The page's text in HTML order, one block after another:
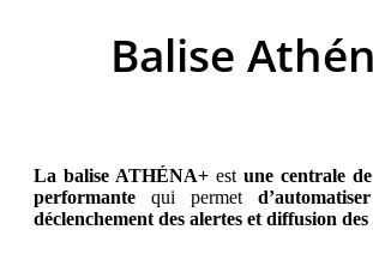
Balise
La balise ATHÉNA+ est une centrale
performante qui permet
déclenchement des alertes et diffusion